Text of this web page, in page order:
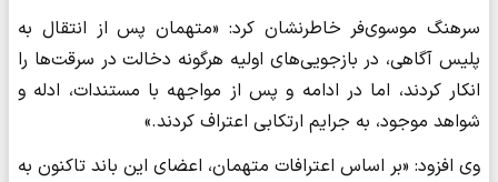
سرهنگ موسوی‌فر خاطرنشان کرد: «متهمان پس از انتقال به
پلیس آگاهی، در بازجویی‌های اولیه هرگونه دخالت در سرقت‌ها را
انکار کردند، اما در ادامه و پس از مواجهه با مستندات، ادله و
شواهد موجود، به جرایم ارتکابی اعتراف کردند.»
وی افزود: «بر اساس اعترافات متهمان، اعضای این باند تاکنون به